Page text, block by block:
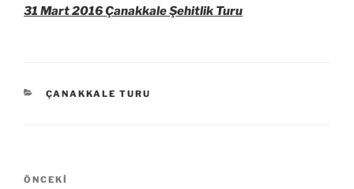
31 Mart 2016 Çanakkale Şehitlik Turu
KATEGORILER
ÇANAKKALE TURU
Yazı
Önceki
ÖNCEKI